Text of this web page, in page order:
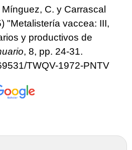
C. y Carrascal
"Metalistería vaccea: III,
y productivos de
, 8, pp. 24-31.
TWQV-1972-PNTV